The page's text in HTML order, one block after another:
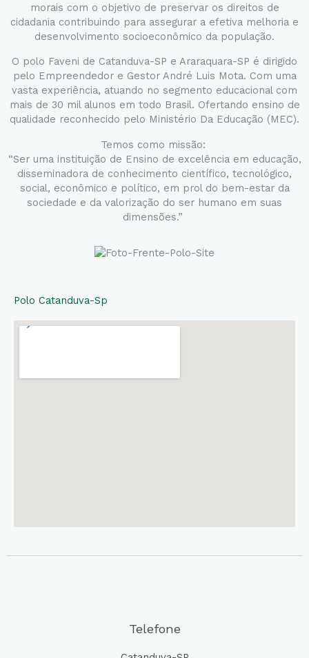
morais com o objetivo de preservar os direitos de
cidadania contribuindo para assegurar a efetiva melhoria e
desenvolvimento socioeconômico da população.
O polo Faveni de Catanduva-SP e Araraquara-SP é dirigido
pelo Empreendedor e Gestor André Luis Mota. Com uma
vasta experiência, atuando no segmento educacional com
mais de 30 mil alunos em todo Brasil. Ofertando ensino de
qualidade reconhecido pelo Ministério Da Educação (MEC).
Temos como missão:
“Ser uma instituição de Ensino de excelência em educação,
disseminadora de conhecimento científico, tecnológico,
social, econômico e político, em prol do bem-estar da
sociedade e da valorização do ser humano em suas
dimensões.”
Polo Catanduva-Sp
Telefone